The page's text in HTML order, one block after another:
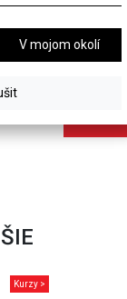
V mojom okolí
Kurzy >